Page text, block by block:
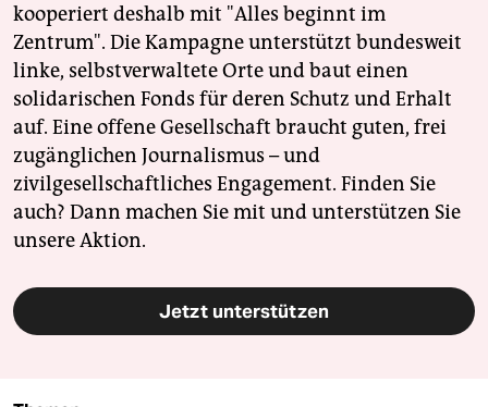
kooperiert deshalb mit "Alles beginnt im
Zentrum". Die Kampagne unterstützt bundesweit
linke, selbstverwaltete Orte und baut einen
solidarischen Fonds für deren Schutz und Erhalt
auf. Eine offene Gesellschaft braucht guten, frei
zugänglichen Journalismus – und
zivilgesellschaftliches Engagement. Finden Sie
auch? Dann machen Sie mit und unterstützen Sie
unsere Aktion.
Jetzt unterstützen